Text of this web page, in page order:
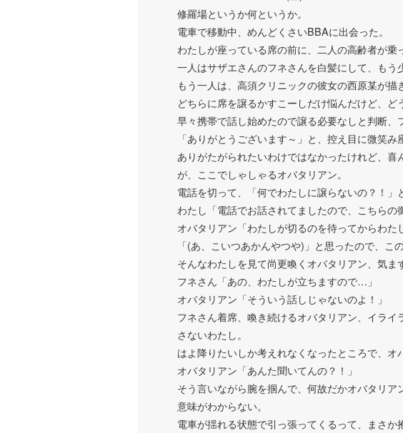
修羅場というか何というか。
電車で移動中、めんどくさいBBAに出会った。
わたしが座っている席の前に、二人の高齢者が乗
一人はサザエさんのフネさんを白髪にして、もう
もう一人は、高須クリニックの彼女の西原某が描
どちらに席を譲るかすこーしだけ悩んだけど、
早々携帯で話し始めたので譲る必要なしと判断、
「ありがとうございます～」と、控え目に微笑み
ありがたがられたいわけではなかったけれど、喜
が、ここでしゃしゃるオバタリアン。
電話を切って、「何でわたしに譲らないの？！」
わたし「電話でお話されてましたので、こちらの
オバタリアン「わたしが切るのを待ってからわた
「(あ、こいつあかんやつや)」と思ったので、こ
そんなわたしを見て尚更喚くオバタリアン、気ま
フネさん「あの、わたしが立ちますので…」
オバタリアン「そういう話しじゃないのよ！」
フネさん着席、喚き続けるオバタリアン、イラ
さないわたし。
はよ降りたいしか考えれなくなったところで、オ
オバタリアン「あんた聞いてんの？！」
そう言いながら腕を掴んで、何故だかオバタリア
意味がわからない。
電車が揺れる状態で引っ張ってくるって、まさか